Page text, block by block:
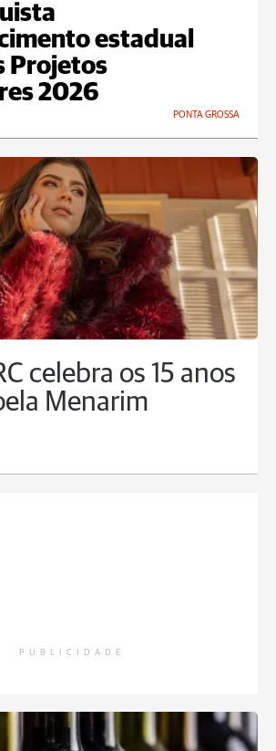
estadual
Projetos
2026
PONTA GROSSA
celebra os 15 anos
Menarim
PUBLICIDADE